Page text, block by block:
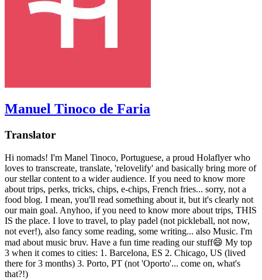
Manuel Tinoco de Faria
Translator
Hi nomads! I'm Manel Tinoco, Portuguese, a proud Holaflyer who
loves to transcreate, translate, 'relovelify' and basically bring more of
our stellar content to a wider audience. If you need to know more
about trips, perks, tricks, chips, e-chips, French fries... sorry, not a
food blog. I mean, you'll read something about it, but it's clearly not
our main goal. Anyhoo, if you need to know more about trips, THIS
IS the place. I love to travel, to play padel (not pickleball, not now,
not ever!), also fancy some reading, some writing... also Music. I'm
mad about music bruv. Have a fun time reading our stuff😄 My top
3 when it comes to cities: 1. Barcelona, ES 2. Chicago, US (lived
there for 3 months) 3. Porto, PT (not 'Oporto'... come on, what's
that?!)